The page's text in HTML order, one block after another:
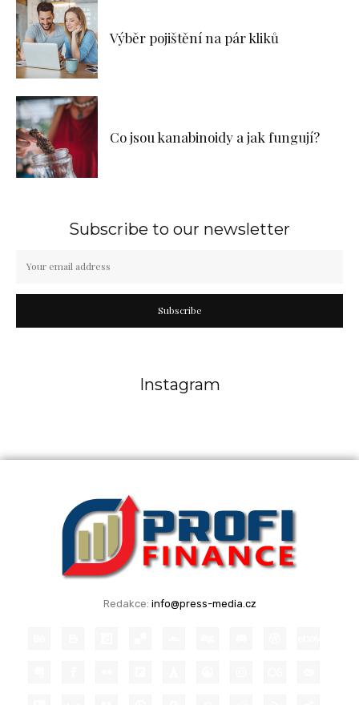
Výběr pojištění na pár kliků
Co jsou kanabinoidy a jak fungují?
Subscribe to our newsletter
Subscribe
Instagram
Redakce: info@press-media.cz